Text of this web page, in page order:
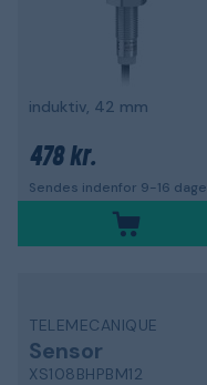
induktiv, 42 mm
478 kr.
Sendes indenfor 9-16 dage
TELEMECANIQUE
Sensor
XS108BHPBM12